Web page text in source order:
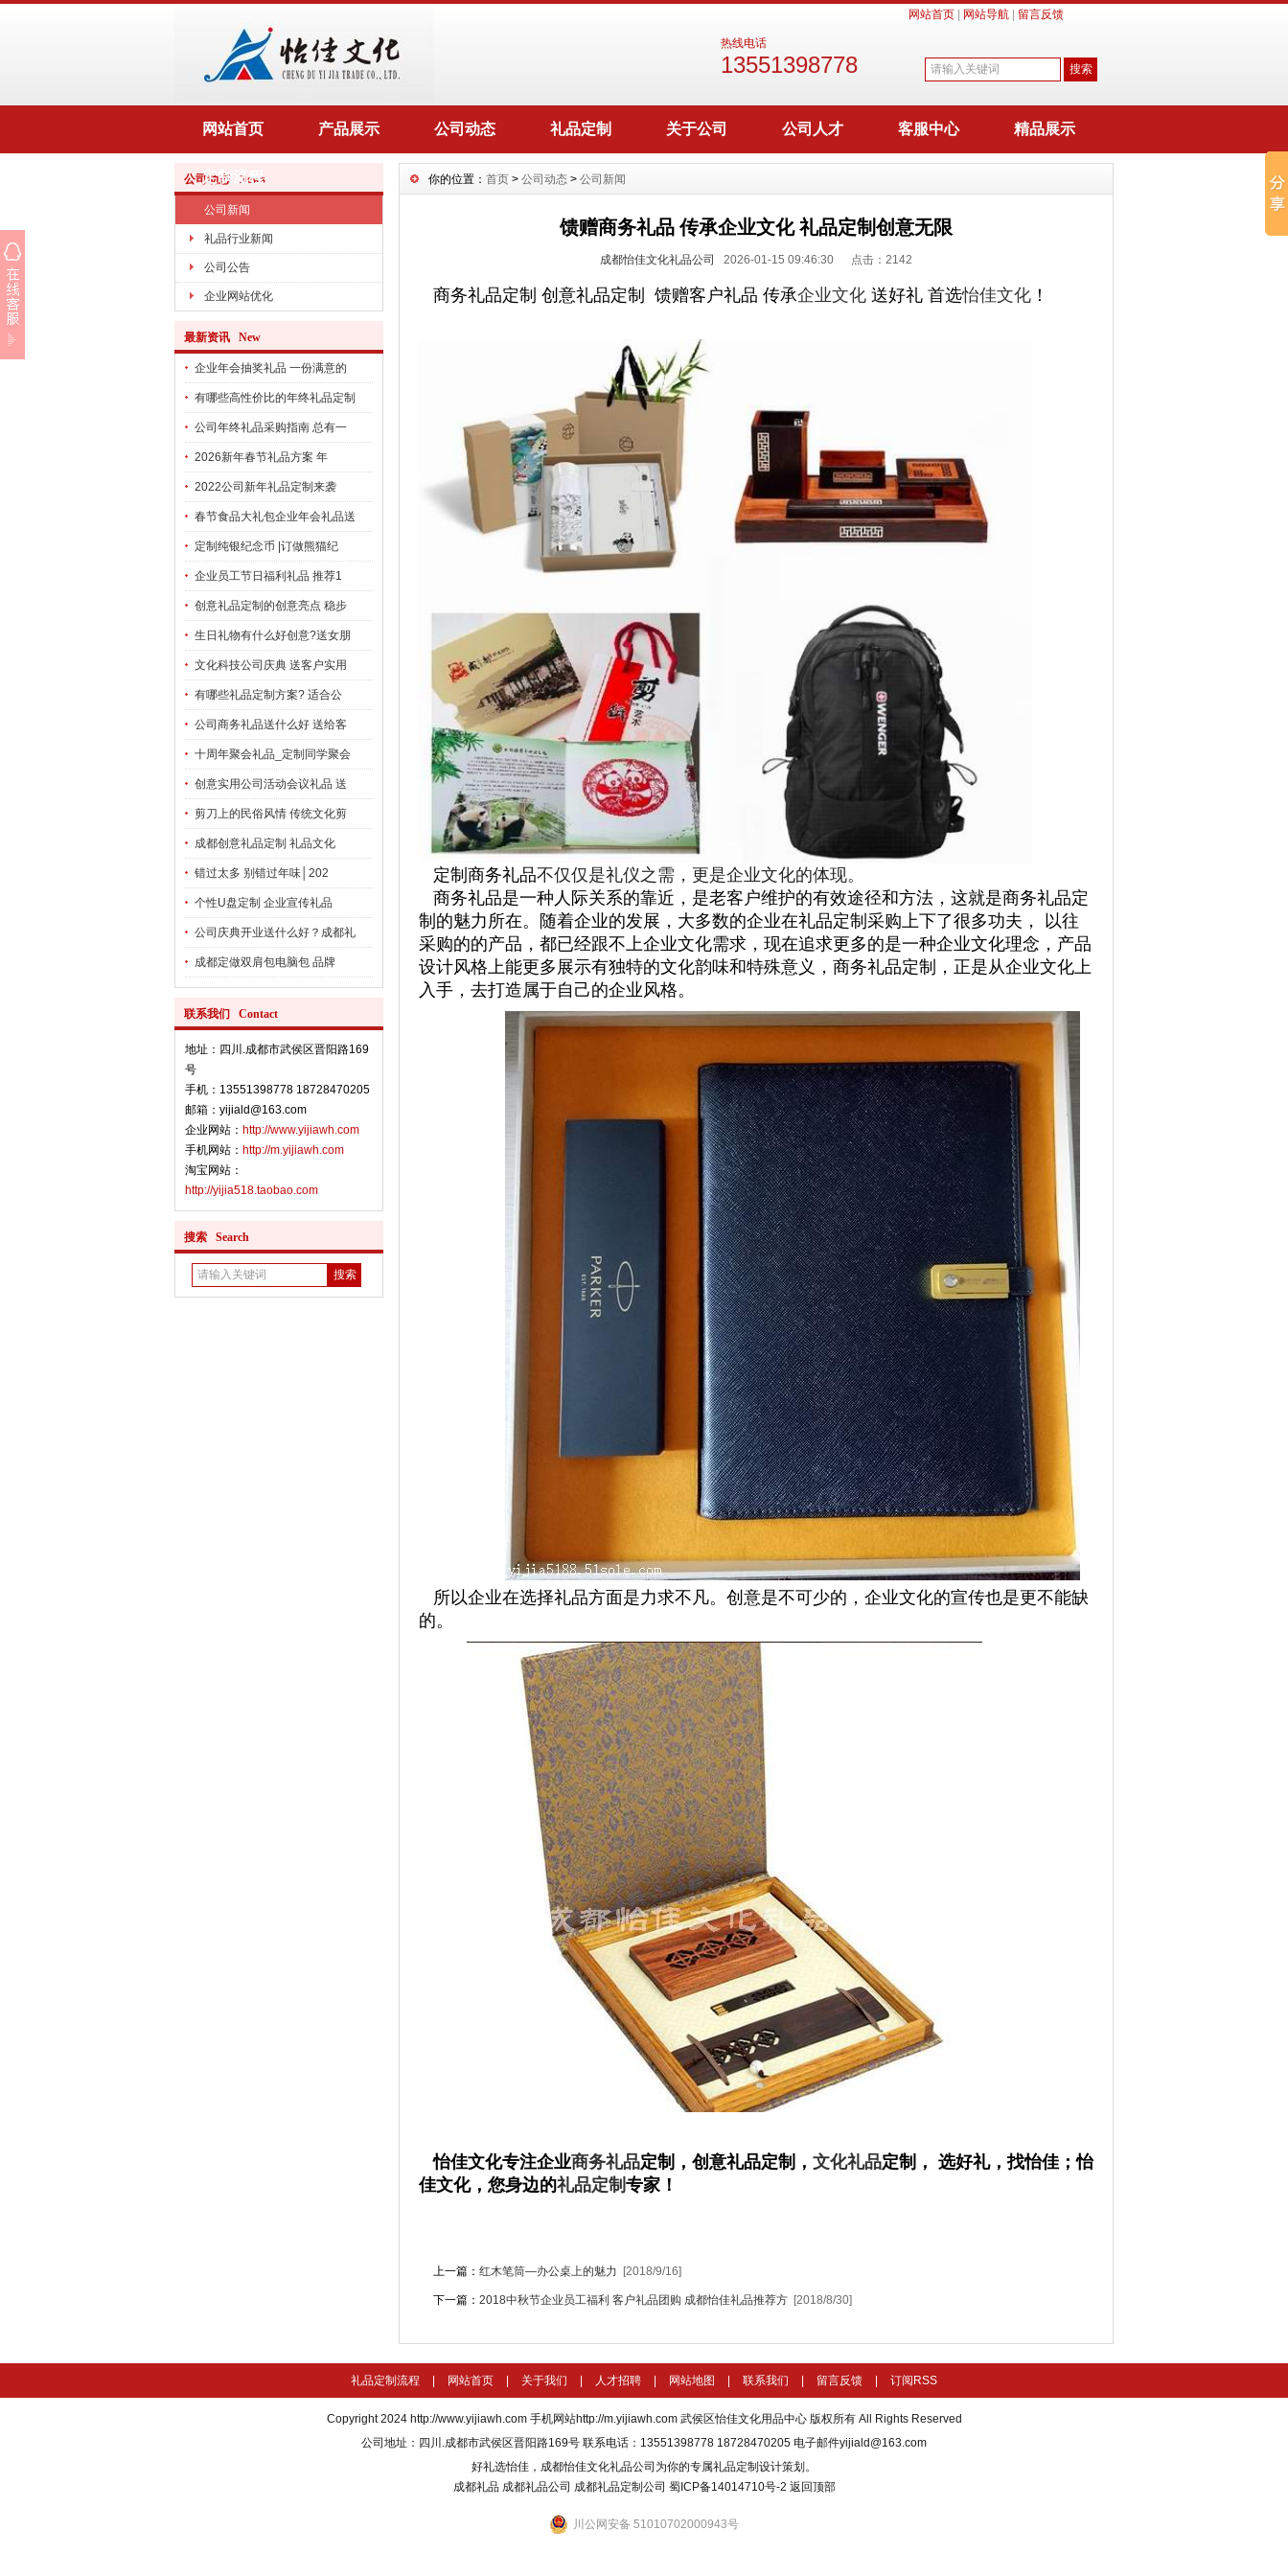
网站首页| 网站导航| 留言反馈
热线电话
13551398778
网站首页 产品展示 公司动态 礼品定制 关于公司 公司人才 客服中心 精品展示
定制流程
公司动态 News
公司新闻
礼品行业新闻
公司公告
企业网站优化
最新资讯 New
企业年会抽奖礼品 一份满意的
有哪些高性价比的年终礼品定制
公司年终礼品采购指南 总有一
2026新年春节礼品方案 年
2022公司新年礼品定制来袭
春节食品大礼包企业年会礼品送
定制纯银纪念币 |订做熊猫纪
企业员工节日福利礼品 推荐1
创意礼品定制的创意亮点 稳步
生日礼物有什么好创意?送女朋
文化科技公司庆典 送客户实用
有哪些礼品定制方案? 适合公
公司商务礼品送什么好 送给客
十周年聚会礼品_定制同学聚会
创意实用公司活动会议礼品 送
剪刀上的民俗风情 传统文化剪
成都创意礼品定制 礼品文化
错过太多 别错过年味│202
个性U盘定制 企业宣传礼品
公司庆典开业送什么好？成都礼
成都定做双肩包电脑包 品牌
联系我们 Contact
地址：四川.成都市武侯区晋阳路169
号
手机：13551398778 18728470205
邮箱：yijiald@163.com
企业网站： http://www.yijiawh.com
手机网站： http://m.yijiawh.com
淘宝网站：
http://yijia518.taobao.com
搜索 Search
你的位置： 首页 > 公司动态 > 公司新闻
馈赠商务礼品 传承企业文化 礼品定制创意无限
成都怡佳文化礼品公司 2026-01-15 09:46:30 点击： 2142
商务礼品定制 创意礼品定制 馈赠客户礼品 传承企业文化 送好礼 首选怡佳文化 ！
定制商务礼品不仅仅是礼仪之需，更是企业文化的体现。
商务礼品是一种人际关系的靠近，是老客户维护的有效途径和方法，这就是商务礼品定
制的魅力所在。 随着企业的发展，大多数的企业在礼品定制采购上下了很多功夫， 以往
采购的的产品，都已经跟不上企业文化需求，现在追求更多的是一种企业文化理念，产品
设计风格上能更多展示有独特的文化韵味和特殊意义，商务礼品定制，正是从企业文化上
入手，去打造属于自己的企业风格。
所以企业在选择礼品方面是力求不凡。创意是不可少的，企业文化的宣传也是更不能缺
的。
怡佳文化专注企业商务礼品定制，创意礼品定制， 文化礼品定制， 选好礼，找怡佳；怡
佳文化，您身边的礼品定制 专家！
上一篇： 红木笔筒—办公桌上的魅力 [2018/9/16]
下一篇： 2018中秋节企业员工福利 客户礼品团购 成都怡佳礼品推荐方 [2018/8/30]
礼品定制流程 网站首页 关于我们 人才招聘 网站地图 联系我们 留言反馈 订阅RSS
Copyright 2024 http://www.yijiawh.com 手机网站http://m.yijiawh.com武侯区怡佳文化用品中心 版权所有 All Rights Reserved
公司地址：四川.成都市武侯区晋阳路169号 联系电话：13551398778 18728470205 电子邮件yijiald@163.com
好礼选怡佳，成都怡佳文化礼品公司为你的专属礼品定制设计策划。
成都礼品 成都礼品公司 成都礼品定制公司 蜀ICP备14014710号-2 返回顶部
川公网安备 51010702000943号